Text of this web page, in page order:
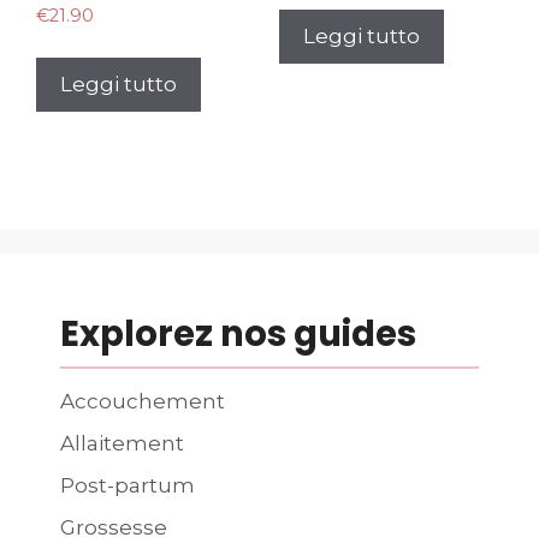
Valutato
4.29
€21.90
Leggi tutto
Leggi tutto
Explorez nos guides
Accouchement
Allaitement
Post-partum
Grossesse